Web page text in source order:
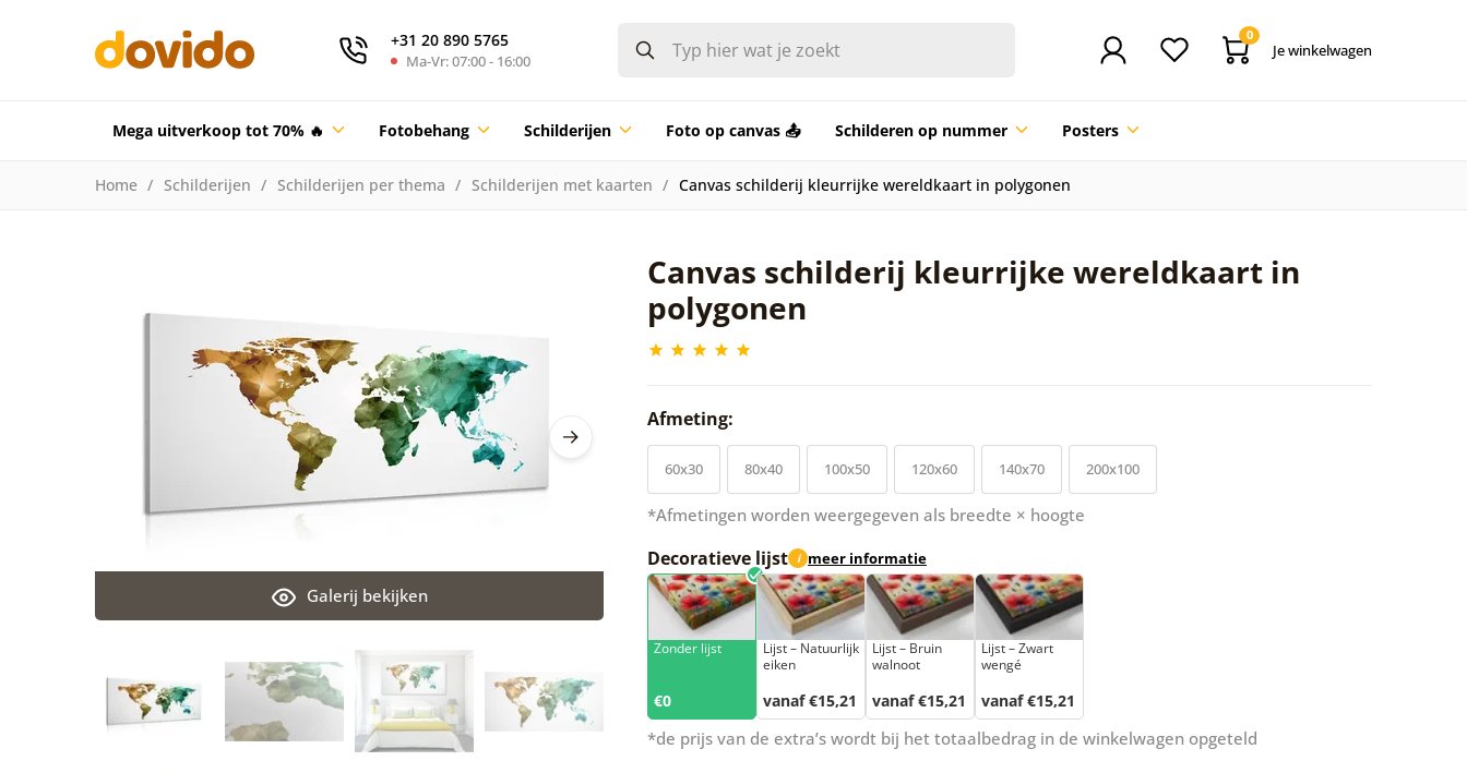
+31 20 890 5765
Ma-Vr: 07:00 - 16:00
0
Je winkelwagen
Mega uitverkoop tot 70% 🔥 Fotobehang Schilderijen Foto op canvas 📤 Schilderen op nummer Posters
Home Schilderijen Schilderijen per thema Schilderijen met kaarten Canvas schilderij kleurrijke wereldkaart in polygonen
Canvas schilderij kleurrijke wereldkaart in
polygonen
Galerij bekijken
Afmeting:
60x30 80x40 100x50 120x60 140x70 200x100
*Afmetingen worden weergegeven als breedte × hoogte
Decoratieve lijst i meer informatie
Zonder lijst
€0
Lijst – Natuurlijk
eiken
vanaf €15,21
Lijst – Bruin
walnoot
vanaf €15,21
Lijst – Zwart
wengé
vanaf €15,21
*de prijs van de extra’s wordt bij het totaalbedrag in de winkelwagen opgeteld